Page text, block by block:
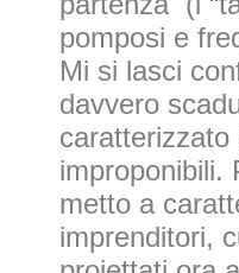
pomposi e
Mi si lasci
davvero
caratterizzato
improponibili.
metto a
imprenditori,